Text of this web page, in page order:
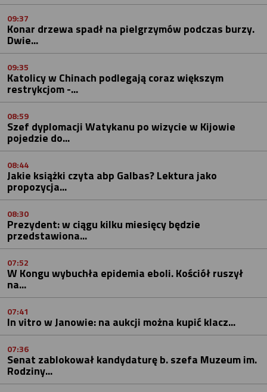
09:37
Konar drzewa spadł na pielgrzymów podczas burzy.
Dwie...
09:35
Katolicy w Chinach podlegają coraz większym
restrykcjom -...
08:59
Szef dyplomacji Watykanu po wizycie w Kijowie
pojedzie do...
08:44
Jakie książki czyta abp Galbas? Lektura jako
propozycja...
08:30
Prezydent: w ciągu kilku miesięcy będzie
przedstawiona...
07:52
W Kongu wybuchła epidemia eboli. Kościół ruszył
na...
07:41
In vitro w Janowie: na aukcji można kupić klacz...
07:36
Senat zablokował kandydaturę b. szefa Muzeum im.
Rodziny...